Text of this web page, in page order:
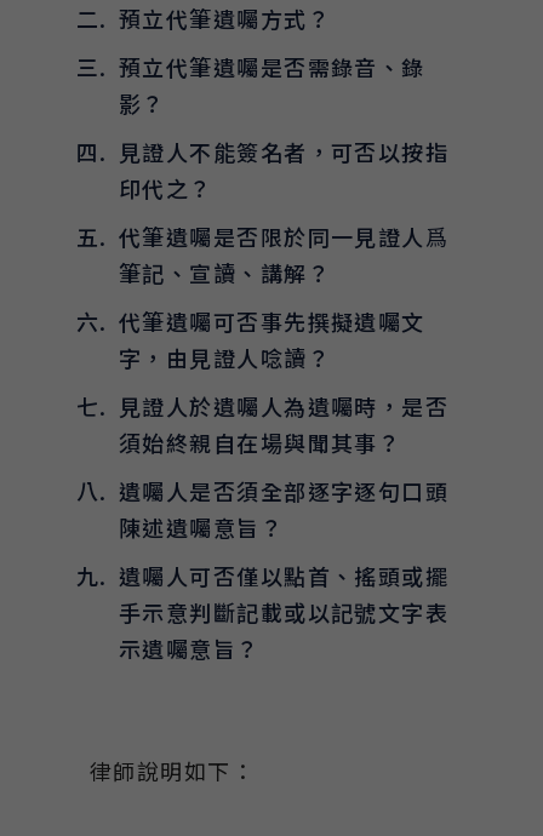
預立代筆遺囑方式？
預立代筆遺囑是否需錄音、錄
影？
見證人不能簽名者，可否以按指
印代之？
代筆遺囑是否限於同一見證人爲
筆記、宣讀、講解？
代筆遺囑可否事先撰擬遺囑文
字，由見證人唸讀？
見證人於遺囑人為遺囑時，是否
須始終親自在場與聞其事？
遺囑人是否須全部逐字逐句口頭
陳述遺囑意旨？
遺囑人可否僅以點首、搖頭或擺
手示意判斷記載或以記號文字表
示遺囑意旨？
律師說明如下：